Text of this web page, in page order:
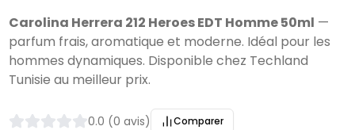
Carolina Herrera 212 Heroes EDT Homme 50ml —
parfum frais, aromatique et moderne. Idéal pour les
hommes dynamiques. Disponible chez Techland
Tunisie au meilleur prix.
0.0 (0 avis) Comparer